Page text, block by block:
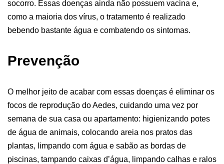
socorro. Essas doenças ainda não possuem vacina e,
como a maioria dos vírus, o tratamento é realizado
bebendo bastante água e combatendo os sintomas.
Prevenção
O melhor jeito de acabar com essas doenças é eliminar os
focos de reprodução do Aedes, cuidando uma vez por
semana de sua casa ou apartamento: higienizando potes
de água de animais, colocando areia nos pratos das
plantas, limpando com água e sabão as bordas de
piscinas, tampando caixas d’água, limpando calhas e ralos